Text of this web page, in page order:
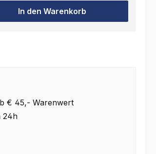
Wert ein oder benutze die
In den Warenkorb
€ 45,- Warenwert
24h